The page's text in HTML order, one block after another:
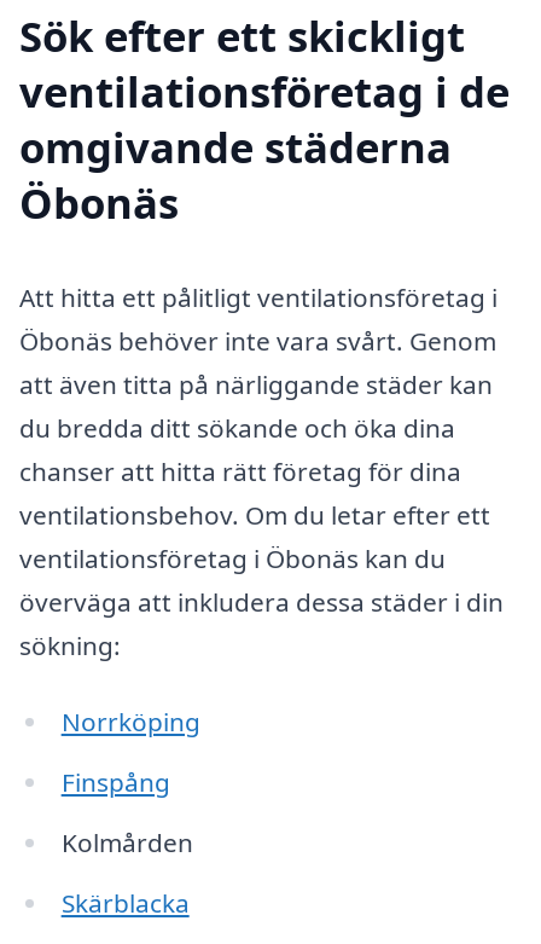
Sök efter ett skickligt
ventilationsföretag i de
omgivande städerna
Öbonäs
Att hitta ett pålitligt ventilationsföretag i
Öbonäs behöver inte vara svårt. Genom
att även titta på närliggande städer kan
du bredda ditt sökande och öka dina
chanser att hitta rätt företag för dina
ventilationsbehov. Om du letar efter ett
ventilationsföretag i Öbonäs kan du
överväga att inkludera dessa städer i din
sökning:
Norrköping
Finspång
Kolmården
Skärblacka